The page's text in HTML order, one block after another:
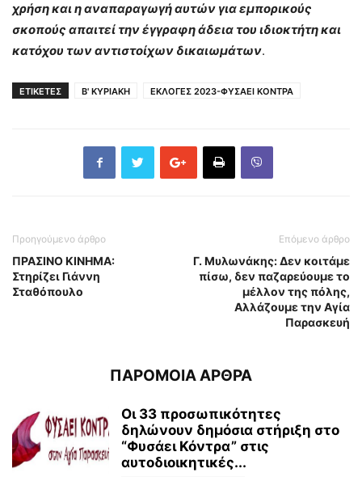
χρήση και η αναπαραγωγή αυτών για εμπορικούς
σκοπούς απαιτεί την έγγραφη άδεια του ιδιοκτήτη και
κατόχου των αντιστοίχων δικαιωμάτων.
ΕΤΙΚΕΤΕΣ Β' ΚΥΡΙΑΚΗ ΕΚΛΟΓΕΣ 2023-ΦΥΣΑΕΙ ΚΟΝΤΡΑ
Προηγούμενο άρθρο
ΠΡΑΣΙΝΟ ΚΙΝΗΜΑ:
Στηρίζει Γιάννη
Σταθόπουλο
Επόμενο άρθρο
Γ. Μυλωνάκης: Δεν κοιτάμε
πίσω, δεν παζαρεύουμε το
μέλλον της πόλης,
Αλλάζουμε την Αγία
Παρασκευή
ΠΑΡΟΜΟΙΑ ΑΡΘΡΑ
Οι 33 προσωπικότητες
δηλώνουν δημόσια στήριξη στο
“Φυσάει Κόντρα” στις
αυτοδιοικητικές...